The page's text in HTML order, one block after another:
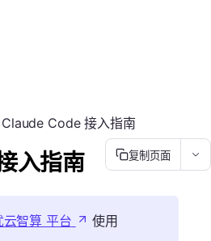
Claude Code 接入指南
复制页面
入指南
云智算 平台
使用